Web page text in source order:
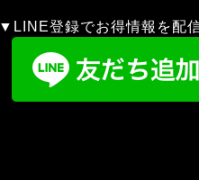
▼LINE登録でお得情報を配